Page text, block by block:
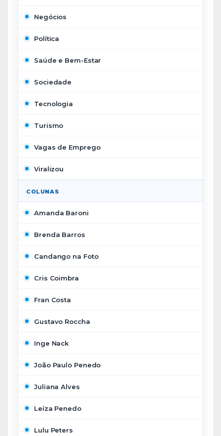
Negócios
Política
Saúde e Bem-Estar
Sociedade
Tecnologia
Turismo
Vagas de Emprego
Viralizou
COLUNAS
Amanda Baroni
Brenda Barros
Candango na Foto
Cris Coimbra
Fran Costa
Gustavo Roccha
Inge Nack
João Paulo Penedo
Juliana Alves
Leíza Penedo
Lulu Peters